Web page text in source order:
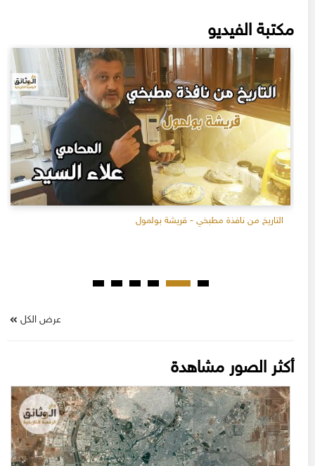
مكتبة الفيديو
التاريخ من نافذة مطبخي - قريشة بولمول
عرض الكل
أكثر الصور مشاهدة